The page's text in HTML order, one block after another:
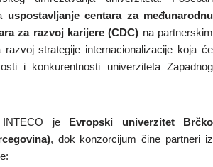
uspostavljanje centara za međunarodnu
za razvoj karijere (CDC) na partnerskim
strategije internacionalizacije koja će
i konkurentnosti univerziteta Zapadnog
INTECO je Evropski univerzitet Brčko
, dok konzorcijum čine partneri iz